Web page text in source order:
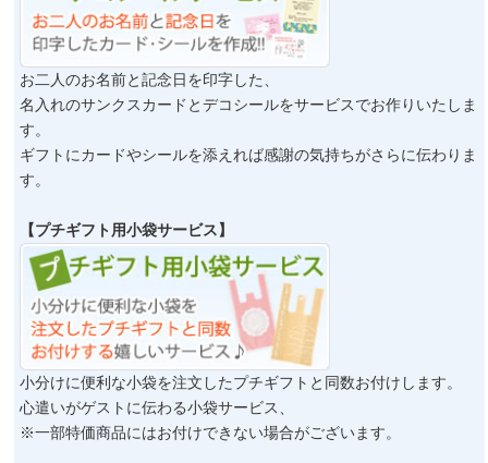
お二人のお名前と記念日を印字した、
名入れのサンクスカードとデコシールをサービスでお作りいたしま
す。
ギフトにカードやシールを添えれば感謝の気持ちがさらに伝わりま
す。
【プチギフト用小袋サービス】
小分けに便利な小袋を注文したプチギフトと同数お付けします。
心遣いがゲストに伝わる小袋サービス、
※一部特価商品にはお付けできない場合がございます。